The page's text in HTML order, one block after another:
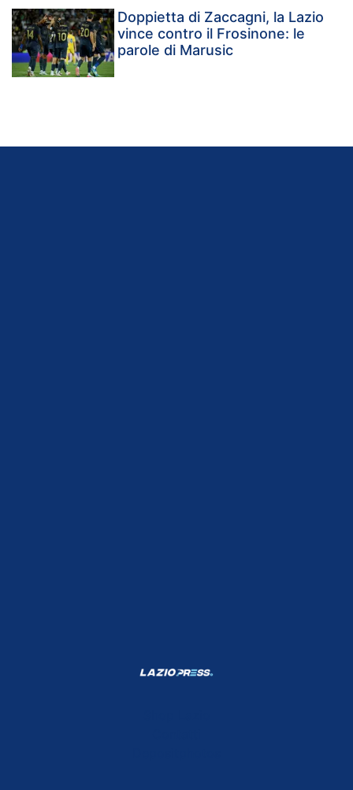
Doppietta di Zaccagni, la Lazio
vince contro il Frosinone: le
parole di Marusic